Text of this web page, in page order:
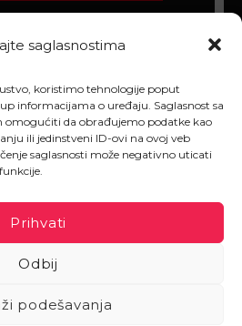
saglasnostima
koristimo tehnologije poput
informacijama o uređaju. Saglasnost sa
da obrađujemo podatke kao
ili jedinstveni ID-ovi na ovoj veb
saglasnosti može negativno uticati
Prihvati
Odbij
podešavanja